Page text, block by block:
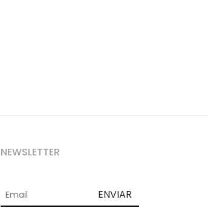
NEWSLETTER
ENVIAR